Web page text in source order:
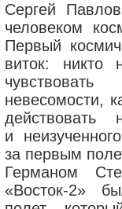
Сергей
человеком
Первый
виток: никто
невесомости,
и
за первым
Германом
«Восток-2»